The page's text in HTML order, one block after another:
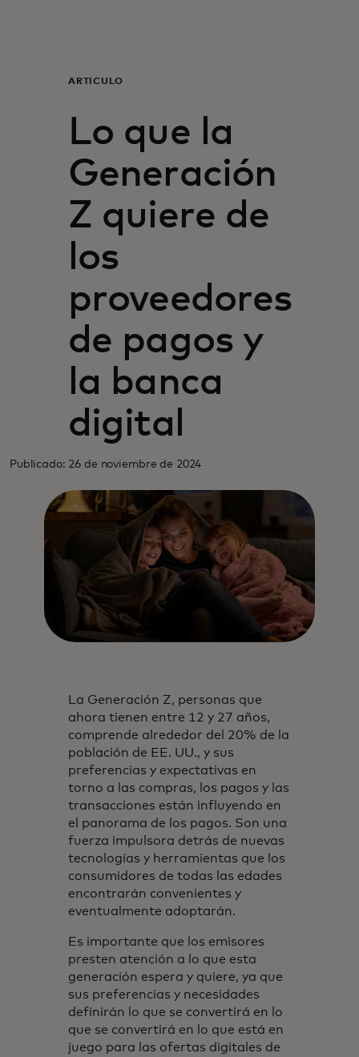
Para empresas
Para el mundo
Para innovadores
Noticias y tendencias
ARTÍCULO
Lo que la
Generación
Z quiere de
los
proveedores
de pagos y
la banca
digital
Publicado: 26 de noviembre de 2024
La Generación Z, personas que
ahora tienen entre 12 y 27 años,
comprende alrededor del 20% de la
población de EE. UU., y sus
preferencias y expectativas en
torno a las compras, los pagos y las
transacciones están influyendo en
el panorama de los pagos. Son una
fuerza impulsora detrás de nuevas
tecnologías y herramientas que los
consumidores de todas las edades
encontrarán convenientes y
eventualmente adoptarán.
Es importante que los emisores
presten atención a lo que esta
generación espera y quiere, ya que
sus preferencias y necesidades
definirán lo que se convertirá en lo
que se convertirá en lo que está en
juego para las ofertas digitales de